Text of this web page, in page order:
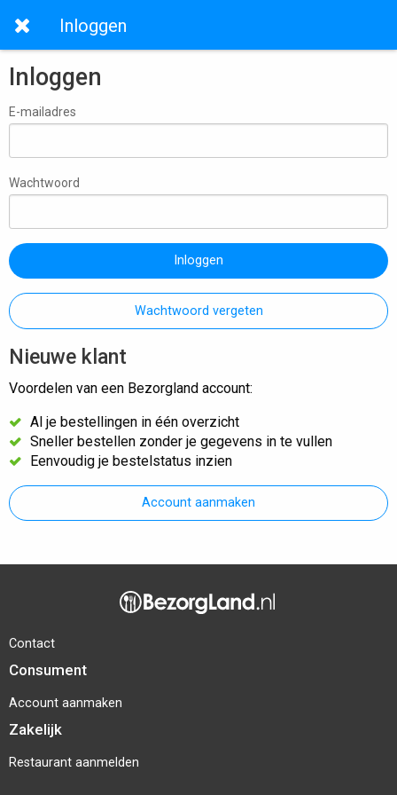
Inloggen
Inloggen
E-mailadres
Wachtwoord
Inloggen
Wachtwoord vergeten
Nieuwe klant
Voordelen van een Bezorgland account:
Al je bestellingen in één overzicht
Sneller bestellen zonder je gegevens in te vullen
Eenvoudig je bestelstatus inzien
Account aanmaken
Contact
Consument
Account aanmaken
Zakelijk
Restaurant aanmelden